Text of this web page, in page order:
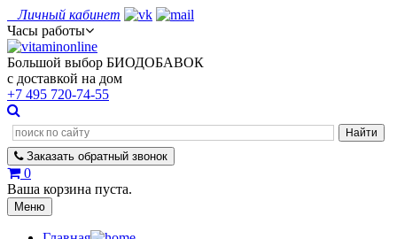
Личный кабинет
Часы работы
Большой выбор БИОДОБАВОК
с доставкой на дом
+7 495 720-74-55
Заказать обратный звонок
0
Ваша корзина пуста.
Меню